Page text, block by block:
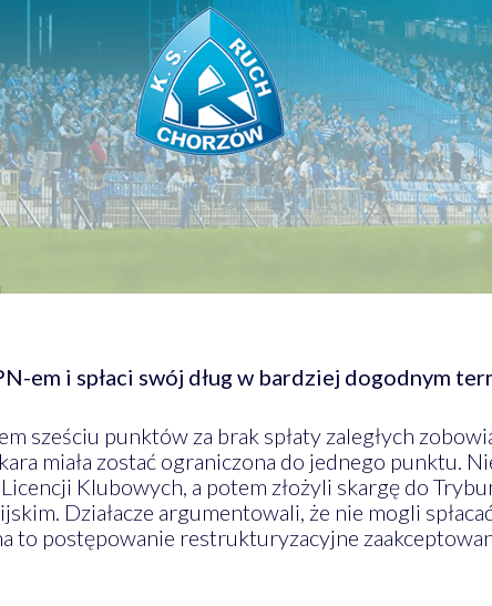
em i spłaci swój dług w bardziej dogodnym
sześciu punktów za brak spłaty zaległych
miała zostać ograniczona do jednego punktu.
Klubowych, a potem złożyli skargę do
Działacze argumentowali, że nie mogli
to postępowanie restrukturyzacyjne